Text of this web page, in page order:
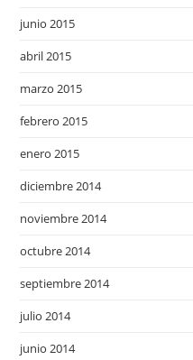
junio 2015
abril 2015
marzo 2015
febrero 2015
enero 2015
diciembre 2014
noviembre 2014
octubre 2014
septiembre 2014
julio 2014
junio 2014